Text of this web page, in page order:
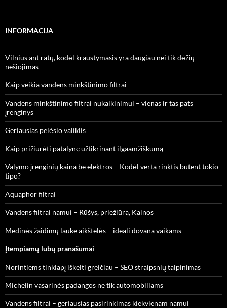
INFORMACIJA
Vilnius ant ratų, kodėl kraustymasis yra daugiau nei tik dėžių
nešiojimas
Kaip veikia vandens minkštinimo filtrai
Vandens minkštinimo filtrai nukalkinimui – vienas ir tas pats
įrenginys
Geriausias pelėsio valiklis
Kaip prižiūrėti patalynę užtikrinant ilgaamžiškumą
Valymo įrenginių kaina be elektros – Kodėl verta rinktis būtent tokio
tipo?
Aquaphor filtrai
Vandens filtrai namui – Rūšys, priežiūra, Kainos
Medinės žaidimų lauke aikštelės – ideali dovana vaikams
Įtempiamų lubų pranašumai
Norintiems tinklapį iškelti greičiau – SEO straipsnių talpinimas
Michelin vasarinės padangos ne tik automobiliams
Vandens filtrai – geriausias pasirinkimas kiekvienam namui